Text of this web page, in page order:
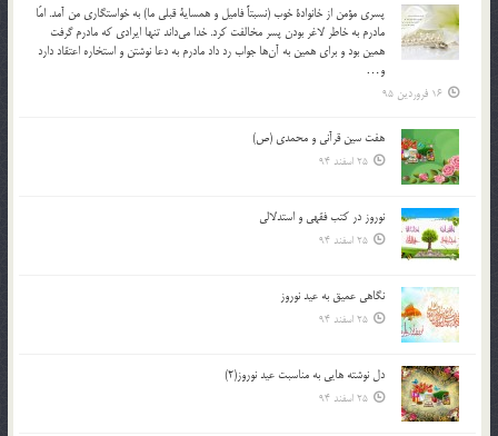
پسري مؤمن از خانوادة خوب (نسبتاً فاميل و همساية قبلي ما) به خواستگاري من آمد. امّا
مادرم به خاطر لاغر بودن پسر مخالفت كرد. خدا مي‌داند تنها ايرادي كه مادرم گرفت
همين بود و براي همين به آن‌ها جواب رد داد مادرم به دعا نوشتن و استخاره اعتقاد دارد
و…
16 فروردین 95
هفت سین قرآنی و محمدی (ص)
25 اسفند 94
نوروز در كتب فقهى و استدلالى‏
25 اسفند 94
نگاهى عميق به عيد نوروز
25 اسفند 94
دل نوشته هایی به مناسبت عید نوروز(2)
25 اسفند 94